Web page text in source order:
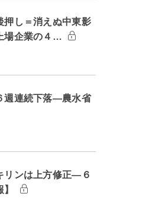
押し＝消えぬ中東影
場企業の４…
週連続下落―農水省
リンは上方修正―６
】